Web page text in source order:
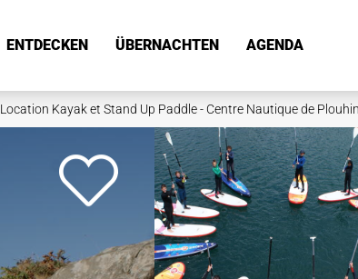
ENTDECKEN ÜBERNACHTEN AGENDA
Location Kayak et Stand Up Paddle - Centre Nautique de